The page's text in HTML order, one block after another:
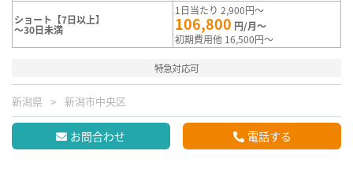
ショート【7日以上】
～30日未満
1日当たり 2,900円～
106,800 円/月～
初期費用他 16,500円～
特急対応可
新潟県 新潟市中央区
お問合わせ 電話する